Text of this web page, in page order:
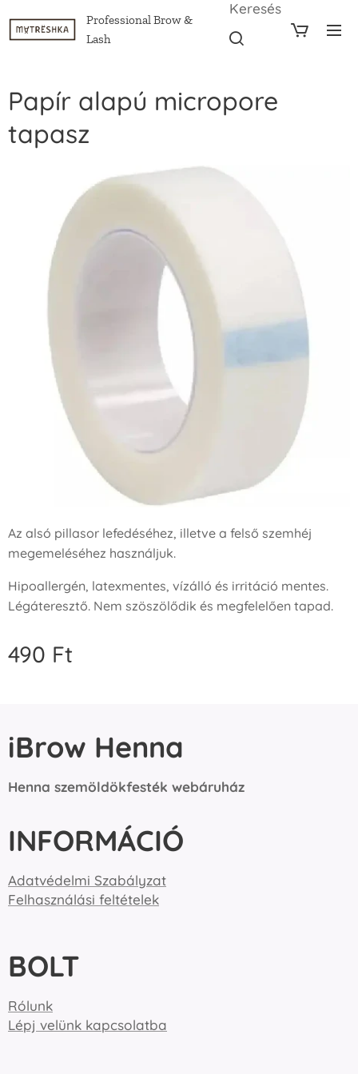
Professional Brow &
Lash
Keresés
Papír alapú micropore
tapasz
Az alsó pillasor lefedéséhez, illetve a felső szemhéj
megemeléséhez használjuk.
Hipoallergén, latexmentes, vízálló és irritáció mentes.
Légáteresztő. Nem szöszölődik és megfelelően tapad.
490 Ft
iBrow Henna
Henna szemöldökfesték webáruház
INFORMÁCIÓ
Adatvédelmi Szabályzat
Felhasználási feltételek
BOLT
Rólunk
Lépj velünk kapcsolatba